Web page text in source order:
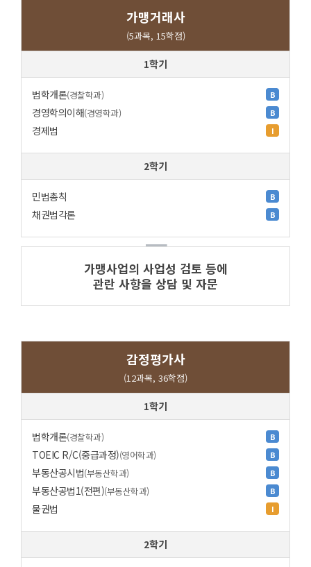
가맹거래사
(5과목, 15학점)
1학기
법학개론(경찰학과) B
경영학의이해(경영학과) B
경제법 I
2학기
민법총칙 B
채권법각론 B
가맹사업의 사업성 검토 등에
관란 사항을 상담 및 자문
감정평가사
(12과목, 36학점)
1학기
법학개론(경찰학과) B
TOEIC R/C(중급과정)(영어학과) B
부동산공시법(부동산학과) B
부동산공법1(전편)(부동산학과) B
물권법 I
2학기